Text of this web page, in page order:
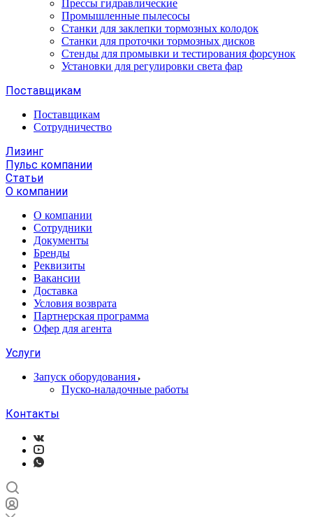
Прессы гидравлические
Промышленные пылесосы
Станки для заклепки тормозных колодок
Станки для проточки тормозных дисков
Стенды для промывки и тестирования форсунок
Установки для регулировки света фар
Поставщикам
Поставщикам
Сотрудничество
Лизинг
Пульс компании
Статьи
О компании
О компании
Сотрудники
Документы
Бренды
Реквизиты
Вакансии
Доставка
Условия возврата
Партнерская программа
Офер для агента
Услуги
Запуск оборудования
Пуско-наладочные работы
Контакты